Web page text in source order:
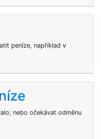
peníze, například v
nebo očekávat odměnu